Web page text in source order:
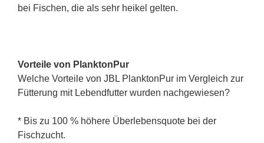
bei Fischen, die als sehr heikel gelten.
Vorteile von PlanktonPur
Welche Vorteile von JBL PlanktonPur im Vergleich zur
Fütterung mit Lebendfutter wurden nachgewiesen?
* Bis zu 100 % höhere Überlebensquote bei der
Fischzucht.